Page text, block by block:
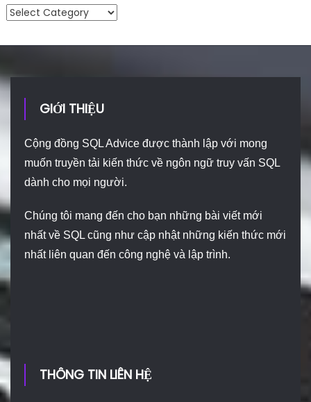
Danh mục
GIỚI THIỆU
Cộng đồng SQL Advice được thành lập với mong
muốn truyền tải kiến thức về ngôn ngữ truy vấn SQL
dành cho mọi người.
Chúng tôi mang đến cho bạn những bài viết mới
nhất về SQL cũng như cập nhật những kiến thức mới
nhất liên quan đến công nghệ và lập trình.
THÔNG TIN LIÊN HỆ